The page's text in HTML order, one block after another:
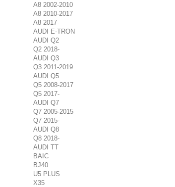
A8 2002-2010
A8 2010-2017
A8 2017-
AUDI E-TRON
AUDI Q2
Q2 2018-
AUDI Q3
Q3 2011-2019
AUDI Q5
Q5 2008-2017
Q5 2017-
AUDI Q7
Q7 2005-2015
Q7 2015-
AUDI Q8
Q8 2018-
AUDI TT
BAIC
BJ40
U5 PLUS
X35